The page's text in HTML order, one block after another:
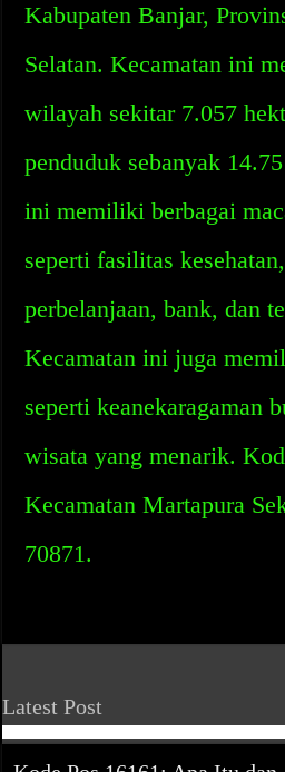
Kabupaten Banjar,
Selatan. Kecamatan ini
wilayah sekitar 7.057
penduduk sebanyak
ini memiliki berbagai
seperti fasilitas
perbelanjaan, bank, dan
Kecamatan ini juga
seperti keanekaragaman
wisata yang menarik.
Kecamatan Martapura
70871.
Latest Post